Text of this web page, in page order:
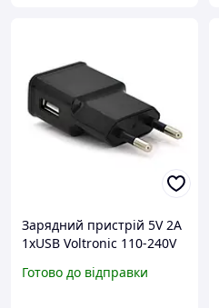
Зарядний пристрій 5V 2A
1xUSB Voltronic 110-240V
Готово до відправки